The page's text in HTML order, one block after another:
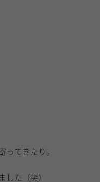
ってきたり。
した（笑）